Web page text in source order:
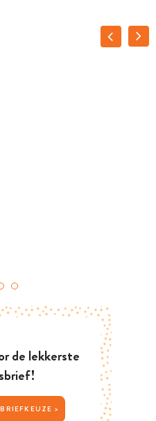
de lekkerste
JOUW NIEUWSBRIEFKEUZE >